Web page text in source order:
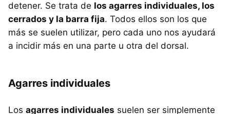
detener. Se trata de los agarres individuales, los
cerrados y la barra fija. Todos ellos son los que
más se suelen utilizar, pero cada uno nos ayudará
a incidir más en una parte u otra del dorsal.
Agarres individuales
Los agarres individuales suelen ser simplemente